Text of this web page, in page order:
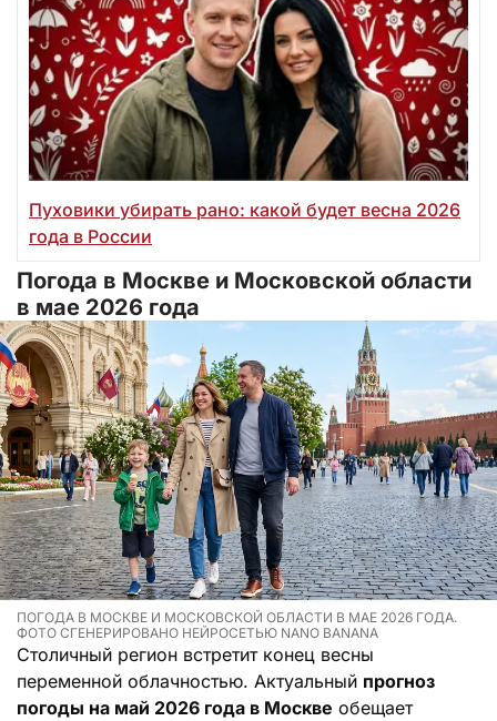
Пуховики убирать рано: какой будет весна 2026
года в России
Погода в Москве и Московской области
в мае 2026 года
ПОГОДА В МОСКВЕ И МОСКОВСКОЙ ОБЛАСТИ В МАЕ 2026 ГОДА.
ФОТО СГЕНЕРИРОВАНО НЕЙРОСЕТЬЮ NANO BANANA
Столичный регион встретит конец весны
переменной облачностью. Актуальный прогноз
погоды на май 2026 года в Москве обещает